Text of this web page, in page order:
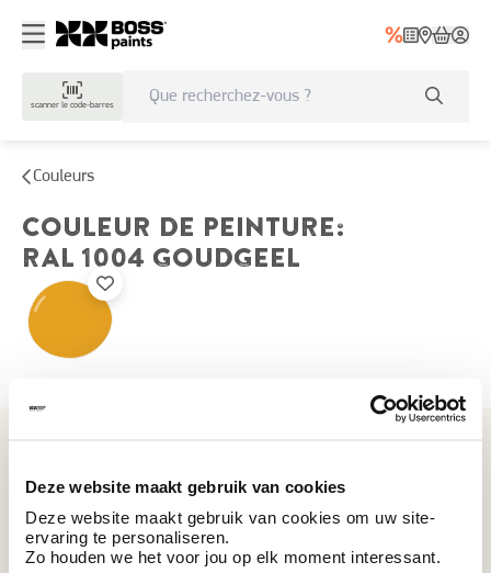
Deze website maakt gebruik van cookies
Deze website maakt gebruik van cookies om uw site-
ervaring te personaliseren.
Zo houden we het voor jou op elk moment interessant.
scanner le code-barres
Couleurs
COULEUR DE PEINTURE:
RAL 1004 GOUDGEEL